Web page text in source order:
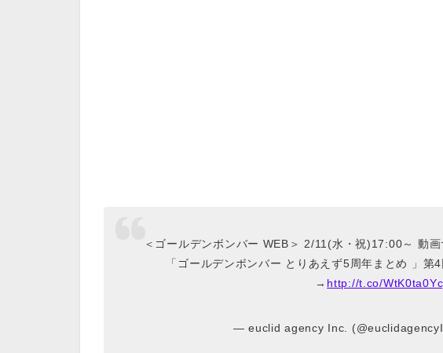
＜ゴールデンボンバー WEB＞ 2/11(水・祝)17:00～ 動画
「ゴールデンボンバー とりあえず5周年まとめ 」第
→ http://t.co/
— euclid agency Inc.